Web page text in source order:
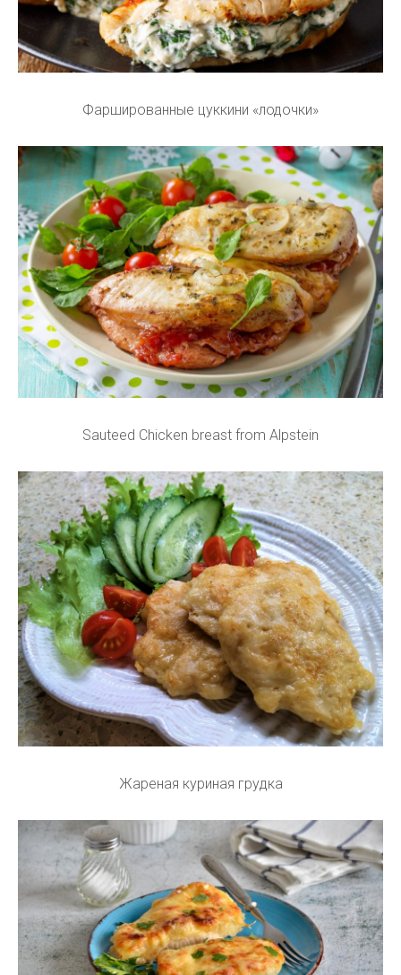
Фаршированные цуккини «лодочки»
Sauteed Chicken breast from Alpstein
Жареная куриная грудка